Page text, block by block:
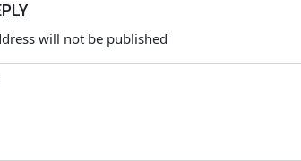
will not be published